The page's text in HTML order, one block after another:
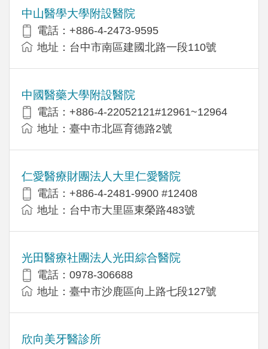
中山醫學大學附設醫院
電話：+886-4-2473-9595
地址：台中市南區建國北路一段110號
中國醫藥大學附設醫院
電話：+886-4-22052121#12961~12964
地址：臺中市北區育德路2號
仁愛醫療財團法人大里仁愛醫院
電話：+886-4-2481-9900 #12408
地址：台中市大里區東榮路483號
光田醫療社團法人光田綜合醫院
電話：0978-306688
地址：臺中市沙鹿區向上路七段127號
欣向美牙醫診所